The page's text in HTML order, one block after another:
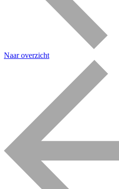
Naar overzicht